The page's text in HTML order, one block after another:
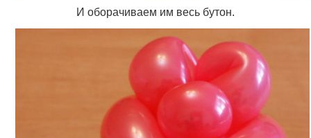
И оборачиваем им весь бутон.